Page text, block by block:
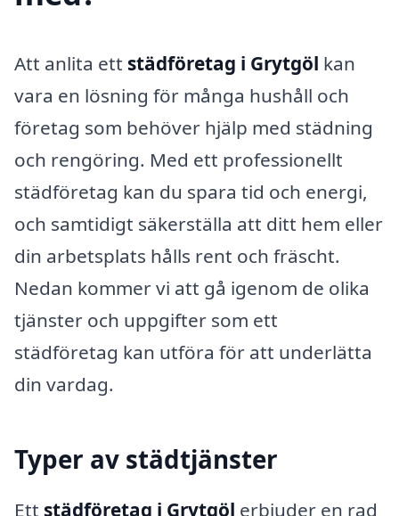
Att anlita ett städföretag i Grytgöl kan
vara en lösning för många hushåll och
företag som behöver hjälp med städning
och rengöring. Med ett professionellt
städföretag kan du spara tid och energi,
och samtidigt säkerställa att ditt hem eller
din arbetsplats hålls rent och fräscht.
Nedan kommer vi att gå igenom de olika
tjänster och uppgifter som ett
städföretag kan utföra för att underlätta
din vardag.
Typer av städtjänster
Ett städföretag i Grytgöl erbjuder en rad